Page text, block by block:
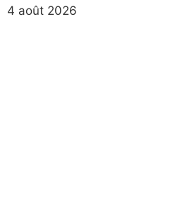
4 août 2026